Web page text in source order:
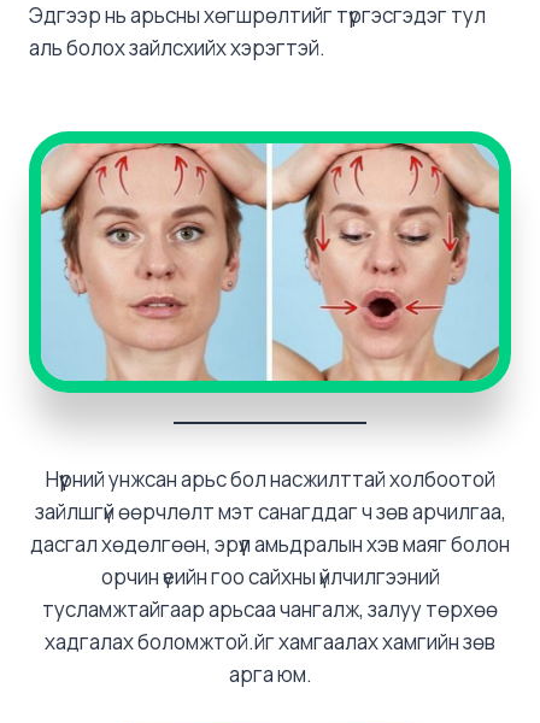
Эдгээр нь арьсны хөгшрөлтийг түргэсгэдэг тул
аль болох зайлсхийх хэрэгтэй.
Нүүрний унжсан арьс бол насжилттай холбоотой
зайлшгүй өөрчлөлт мэт санагддаг ч зөв арчилгаа,
дасгал хөдөлгөөн, эрүүл амьдралын хэв маяг болон
орчин үеийн гоо сайхны үйлчилгээний
тусламжтайгаар арьсаа чангалж, залуу төрхөө
хадгалах боломжтой.йг хамгаалах хамгийн зөв
арга юм.